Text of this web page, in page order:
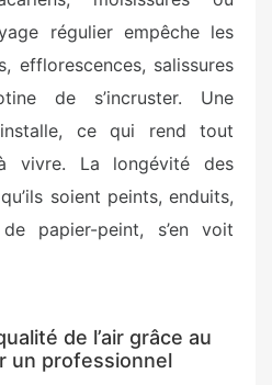
régulier empêche les
efflorescences, salissures
de s’incruster. Une
ce qui rend tout
vivre. La longévité des
soient peints, enduits,
papier-peint, s’en voit
de l’air grâce au
un professionnel